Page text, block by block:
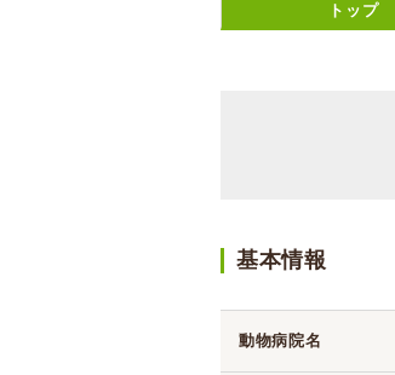
トップ
基本情報
動物病院名